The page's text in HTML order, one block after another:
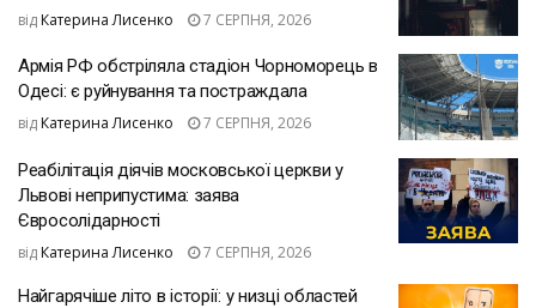
від Катерина Лисенко 7 СЕРПНЯ, 2026
Армія РФ обстріляла стадіон Чорноморець в
Одесі: є руйнування та постраждала
від Катерина Лисенко 7 СЕРПНЯ, 2026
Реабілітація діячів московської церкви у
Львові неприпустима: заява
Євросолідарності
від Катерина Лисенко 7 СЕРПНЯ, 2026
Найгарячіше літо в історії: у низці областей